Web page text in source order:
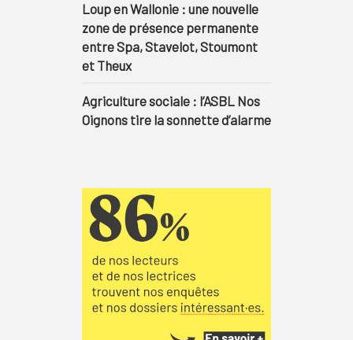
Loup en Wallonie : une nouvelle
zone de présence permanente
entre Spa, Stavelot, Stoumont
et Theux
Agriculture sociale : l’ASBL Nos
Oignons tire la sonnette d’alarme